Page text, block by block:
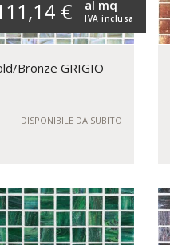
€ IVA inclusa
al mq
Bronze GRIGIO
DISPONIBILE DA SUBITO